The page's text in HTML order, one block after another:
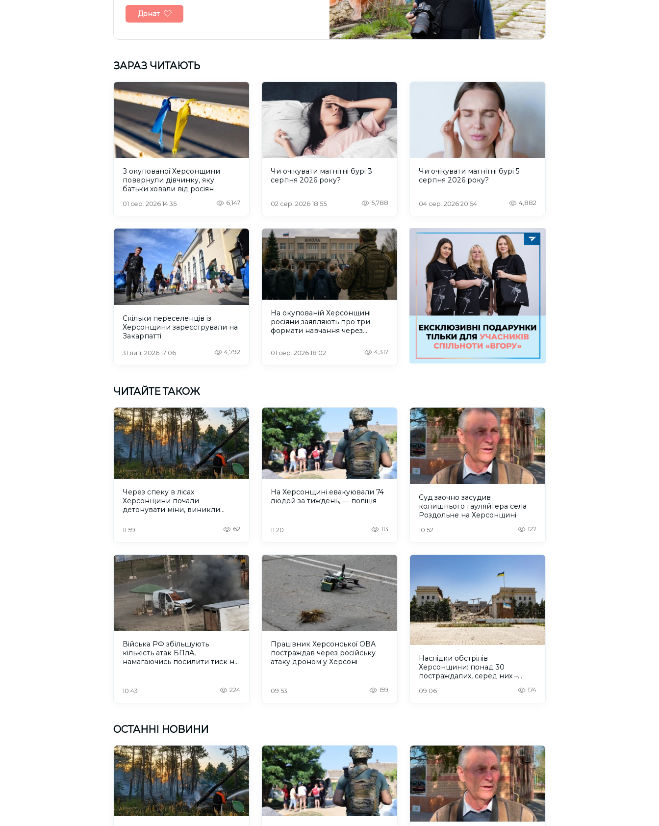
Донат
ЗАРАЗ ЧИТАЮТЬ
З окупованої Херсонщини
повернули дівчинку, яку
батьки ховали від росіян
01 сер. 2026 14:35 6,147
Чи очікувати магнітні бурі 3
серпня 2026 року?
02 сер. 2026 18:55 5,788
Чи очікувати магнітні бурі 5
серпня 2026 року?
04 сер. 2026 20:54 4,882
Скільки переселенців із
Херсонщини зареєстрували на
Закарпатті
31 лип. 2026 17:06 4,792
На окупованій Херсонщині
росіяни заявляють про три
формати навчання через
01 сер. 2026 18:02 4,317
ЧИТАЙТЕ ТАКОЖ
Через спеку в лісах
Херсонщини почали
детонувати міни, виникли
11:59 62
На Херсонщині евакуювали 74
людей за тиждень, — поліція
11:20 113
Суд заочно засудив
колишнього гауляйтера села
Роздольне на Херсонщині
10:52 127
Війська РФ збільшують
кількість атак БПлА,
намагаючись посилити тиск на
10:43 224
Працівник Херсонської ОВА
постраждав через російську
атаку дроном у Херсоні
09:53 159
Наслідки обстрілів
Херсонщини: понад 30
постраждалих, серед них –
09:06 174
ОСТАННІ НОВИНИ